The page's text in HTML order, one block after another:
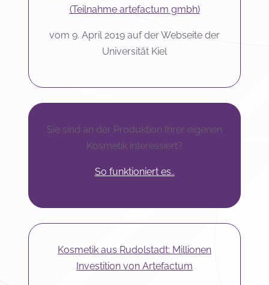
(Teilnahme artefactum gmbh)
vom 9. April 2019 auf der Webseite der
Universität Kiel
Sie sind an der Produktion Ihrer eigenen
Kosmetik interessiert?
So funktioniert es..
Kosmetik aus Rudolstadt: Millionen
Investition von Artefactum